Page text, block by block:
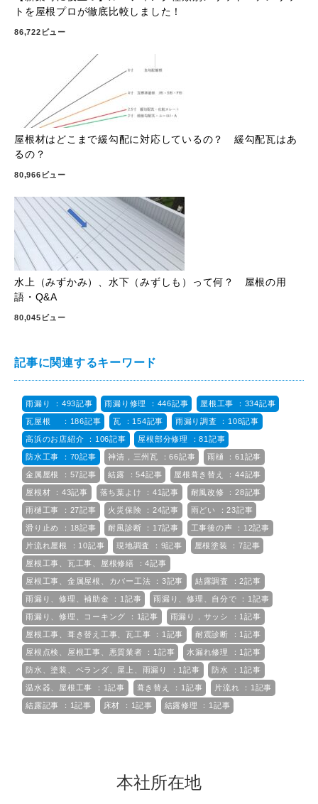
トを屋根プロが徹底比較しました！
86,722ビュー
屋根材はどこまで緩勾配に対応しているの？ 緩勾配瓦はあ
るの？
80,966ビュー
水上（みずかみ）、水下（みずしも）って何？ 屋根の用
語・Q&A
80,045ビュー
記事に関連するキーワード
雨漏り ：493記事 雨漏り修理 ：446記事 屋根工事 ：334記事
瓦屋根 ：186記事 瓦 ：154記事 雨漏り調査 ：108記事
高浜のお店紹介 ：106記事 屋根部分修理 ：81記事
防水工事 ：70記事 神清，三州瓦 ：66記事 雨樋 ：61記事
金属屋根 ：57記事 結露 ：54記事 屋根葺き替え ：44記事
屋根材 ：43記事 落ち葉よけ ：41記事 耐風改修 ：28記事
雨樋工事 ：27記事 火災保険 ：24記事 雨どい ：23記事
滑り止め ：18記事 耐風診断 ：17記事 工事後の声 ：12記事
片流れ屋根 ：10記事 現地調査 ：9記事 屋根塗装 ：7記事
屋根工事、瓦工事、屋根修繕 ：4記事
屋根工事、金属屋根、カバー工法 ：3記事 結露調査 ：2記事
雨漏り、修理、補助金 ：1記事 雨漏り、修理、自分で ：1記事
雨漏り、修理、コーキング ：1記事 雨漏り，サッシ ：1記事
屋根工事、葺き替え工事、瓦工事 ：1記事 耐震診断 ：1記事
屋根点検、屋根工事、悪質業者 ：1記事 水漏れ修理 ：1記事
防水、塗装、ベランダ、屋上、雨漏り ：1記事 防水 ：1記事
温水器、屋根工事 ：1記事 葺き替え ：1記事 片流れ ：1記事
結露記事 ：1記事 床材 ：1記事 結露修理 ：1記事
本社所在地